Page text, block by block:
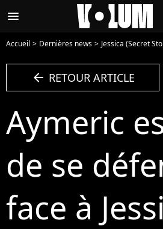
menu
Accueil Dernières news Jessica (Secret Story 8) :
arrow_left RETOUR ARTICLE
Aymeric
de se
face à